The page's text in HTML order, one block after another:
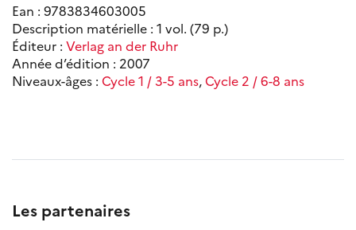
Ean : 9783834603005
Description matérielle : 1 vol. (79 p.)
Éditeur : Verlag an der Ruhr
Année d’édition : 2007
Niveaux-âges : Cycle 1 / 3-5 ans,Cycle 2 / 6-8 ans
Les partenaires